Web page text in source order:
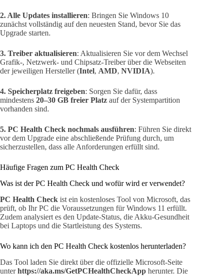
2. Alle Updates installieren: Bringen Sie Windows 10
zunächst vollständig auf den neuesten Stand, bevor Sie das
Upgrade starten.
3. Treiber aktualisieren: Aktualisieren Sie vor dem Wechsel
Grafik-, Netzwerk- und Chipsatz-Treiber über die Webseiten
der jeweiligen Hersteller (Intel, AMD, NVIDIA).
4. Speicherplatz freigeben: Sorgen Sie dafür, dass
mindestens 20–30 GB freier Platz auf der Systempartition
vorhanden sind.
5. PC Health Check nochmals ausführen: Führen Sie direkt
vor dem Upgrade eine abschließende Prüfung durch, um
sicherzustellen, dass alle Anforderungen erfüllt sind.
Häufige Fragen zum PC Health Check
Was ist der PC Health Check und wofür wird er verwendet?
PC Health Check ist ein kostenloses Tool von Microsoft, das
prüft, ob Ihr PC die Voraussetzungen für Windows 11 erfüllt.
Zudem analysiert es den Update-Status, die Akku-Gesundheit
bei Laptops und die Startleistung des Systems.
Wo kann ich den PC Health Check kostenlos herunterladen?
Das Tool laden Sie direkt über die offizielle Microsoft-Seite
unterhttps://aka.ms/GetPCHealthCheckApp herunter. Die